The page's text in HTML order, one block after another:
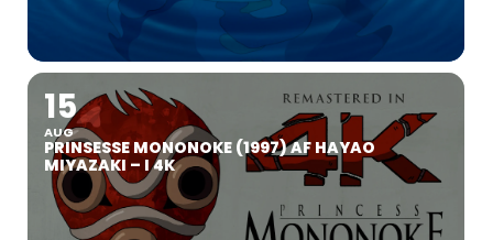
15
AUG
PRINSESSE MONONOKE (1997) AF HAYAO
MIYAZAKI – I 4K